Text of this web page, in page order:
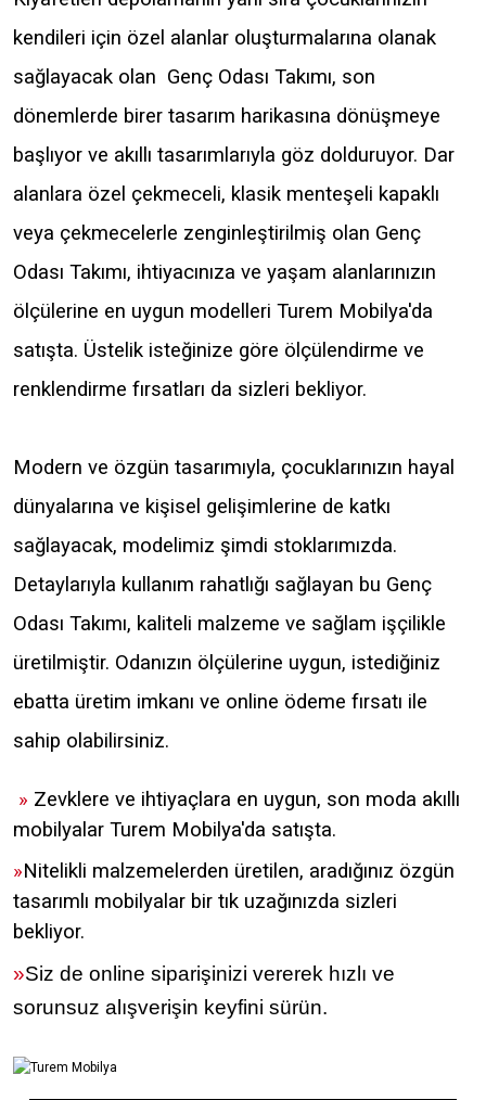
kendileri için özel alanlar oluşturmalarına olanak
sağlayacak olan Genç Odası Takımı, son
dönemlerde birer tasarım harikasına dönüşmeye
başlıyor ve akıllı tasarımlarıyla göz dolduruyor. Dar
alanlara özel çekmeceli, klasik menteşeli kapaklı
veya çekmecelerle zenginleştirilmiş olan Genç
Odası Takımı, ihtiyacınıza ve yaşam alanlarınızın
ölçülerine en uygun modelleri Turem Mobilya'da
satışta. Üstelik isteğinize göre ölçülendirme ve
renklendirme fırsatları da sizleri bekliyor.
Modern ve özgün tasarımıyla, çocuklarınızın hayal
dünyalarına ve kişisel gelişimlerine de katkı
sağlayacak, modelimiz şimdi stoklarımızda.
Detaylarıyla kullanım rahatlığı sağlayan bu Genç
Odası Takımı, kaliteli malzeme ve sağlam işçilikle
üretilmiştir. Odanızın ölçülerine uygun, istediğiniz
ebatta üretim imkanı ve online ödeme fırsatı ile
sahip olabilirsiniz.
» Zevklere ve ihtiyaçlara en uygun, son moda akıllı
mobilyalar Turem Mobilya'da satışta.
»Nitelikli malzemelerden üretilen, aradığınız özgün
tasarımlı mobilyalar bir tık uzağınızda sizleri
bekliyor.
»Siz de online siparişinizi vererek hızlı ve
sorunsuz alışverişin keyfini sürün.